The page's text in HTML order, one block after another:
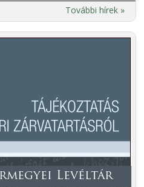
További hírek »
Levéltár